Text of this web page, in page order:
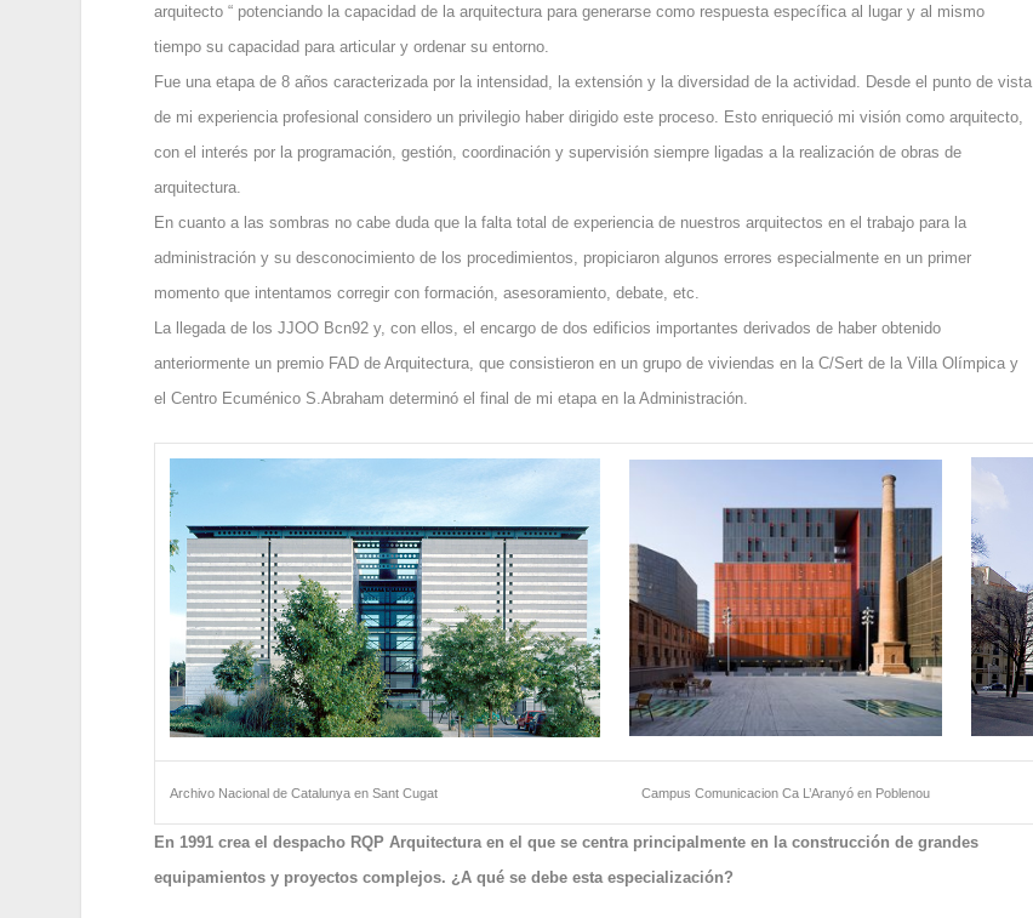
arquitecto “ potenciando la capacidad de la arquitectura para generarse como respuesta específica al lugar y al mismo
tiempo su capacidad para articular y ordenar su entorno.
Fue una etapa de 8 años caracterizada por la intensidad, la extensión y la diversidad de la actividad. Desde el punto de vista
de mi experiencia profesional considero un privilegio haber dirigido este proceso. Esto enriqueció mi visión como arquitecto,
con el interés por la programación, gestión, coordinación y supervisión siempre ligadas a la realización de obras de
arquitectura.
En cuanto a las sombras no cabe duda que la falta total de experiencia de nuestros arquitectos en el trabajo para la
administración y su desconocimiento de los procedimientos, propiciaron algunos errores especialmente en un primer
momento que intentamos corregir con formación, asesoramiento, debate, etc.
La llegada de los JJOO Bcn92 y, con ellos, el encargo de dos edificios importantes derivados de haber obtenido
anteriormente un premio FAD de Arquitectura, que consistieron en un grupo de viviendas en la C/Sert de la Villa Olímpica y
el Centro Ecuménico S.Abraham determinó el final de mi etapa en la Administración.
Archivo Nacional de Catalunya en Sant Cugat Campus Comunicacion Ca L’Aranyó en Poblenou
En 1991 crea el despacho RQP Arquitectura en el que se centra principalmente en la construcción de grandes
equipamientos y proyectos complejos. ¿A qué se debe esta especialización?